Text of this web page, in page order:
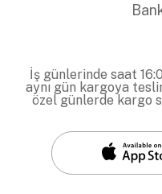
İş günlerinde saat
aynı gün kargoya
özel günlerde kargo